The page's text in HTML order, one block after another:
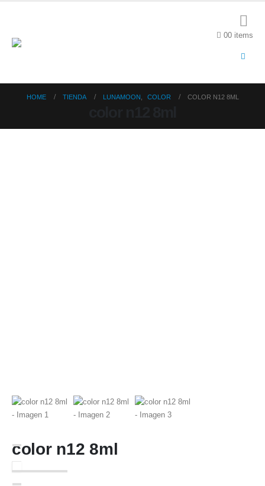
00 items
HOME TIENDA LUNAMOON COLOR COLOR N12 8ML
color n12 8ml